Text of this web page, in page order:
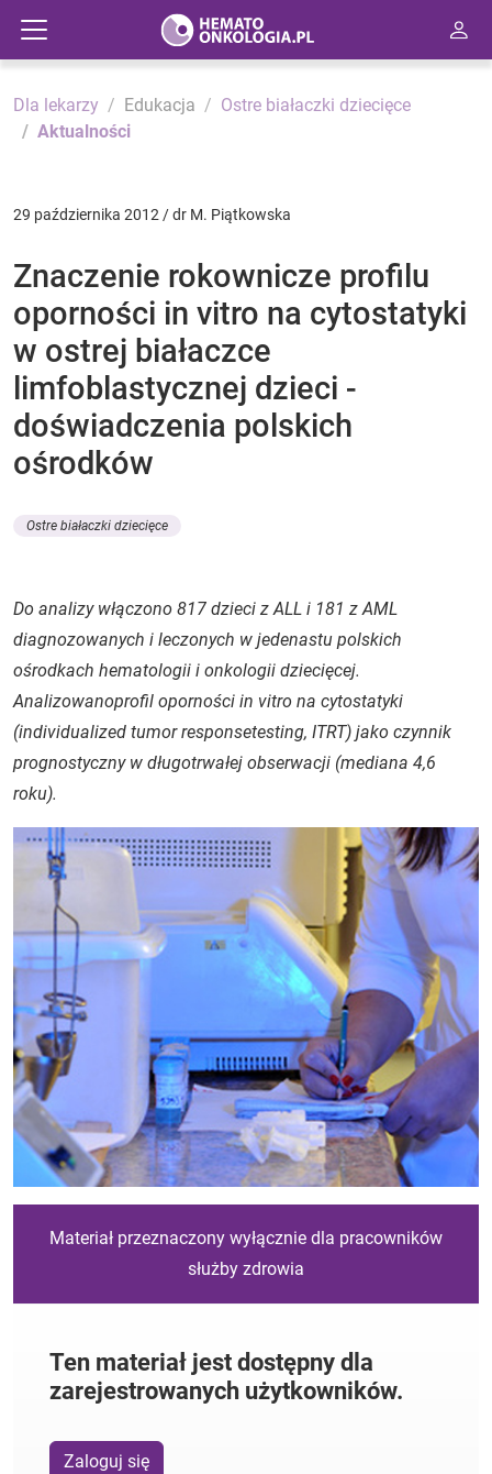
Dla lekarzy Edukacja
Ostre białaczki dziecięce
Aktualności
29 października 2012 / dr M. Piątkowska
Znaczenie rokownicze profilu
oporności in vitro na cytostatyki
w ostrej białaczce
limfoblastycznej dzieci -
doświadczenia polskich
ośrodków
Ostre białaczki dziecięce
Do analizy włączono 817 dzieci z ALL i 181 z AML
diagnozowanych i leczonych w jedenastu polskich
ośrodkach hematologii i onkologii dziecięcej.
Analizowanoprofil oporności in vitro na cytostatyki
(individualized tumor responsetesting, ITRT) jako czynnik
prognostyczny w długotrwałej obserwacji (mediana 4,6
roku).
Materiał przeznaczony wyłącznie dla pracowników
służby zdrowia
Ten materiał jest dostępny dla
zarejestrowanych użytkowników.
Zaloguj się